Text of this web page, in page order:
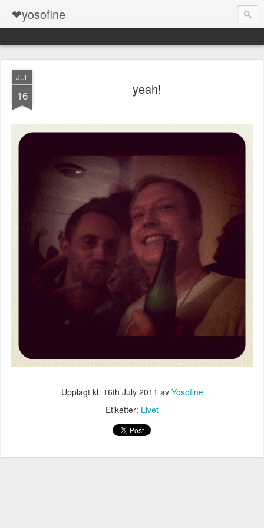
❤yosofine
JUL
16 yeah!
Upplagt kl. 16th July 2011 av Yosofine
Etiketter: Livet